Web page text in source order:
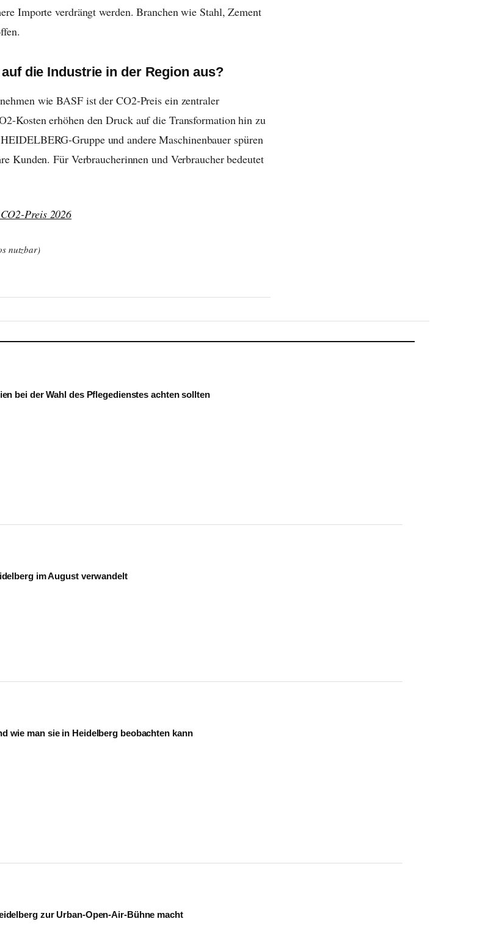
Importe verdrängt werden. Branchen wie Stahl, Zement
die Industrie in der Region aus?
wie BASF ist der CO2-Preis ein zentraler
Kosten erhöhen den Druck auf die Transformation hin zu
Gruppe und andere Maschinenbauer spüren
Kunden. Für Verbraucherinnen und Verbraucher bedeutet
Preis 2026
nutzbar)
bei der Wahl des Pflegedienstes achten sollten
im August verwandelt
wie man sie in Heidelberg beobachten kann
zur Urban-Open-Air-Bühne macht